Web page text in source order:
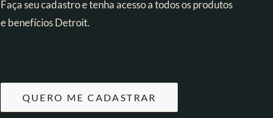
Faça seu cadastro e tenha acesso a todos os produtos
e benefícios Detroit.
QUERO ME CADASTRAR